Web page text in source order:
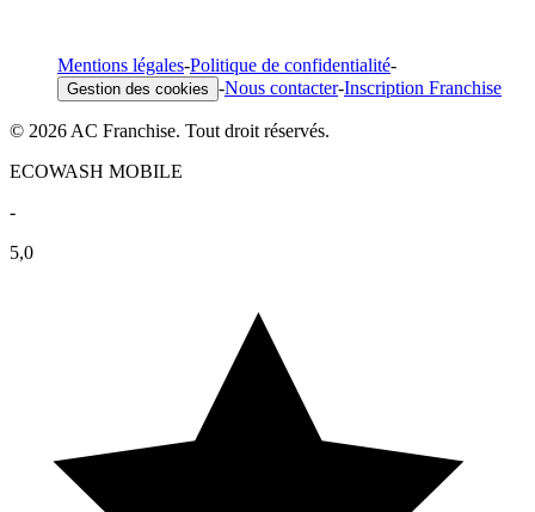
Mentions légales-Politique de confidentialité-
Gestion des cookies -Nous contacter-Inscription Franchise
© 2026 AC Franchise. Tout droit réservés.
ECOWASH MOBILE
-
5,0